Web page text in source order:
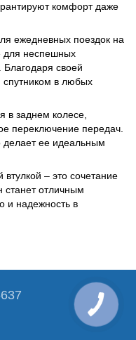
комфорт даже
ежедневных поездок на
для неспешных
Благодаря своей
спутником в любых
в заднем колесе,
переключение передач.
делает ее идеальным
– это сочетание
станет отличным
и надежность в